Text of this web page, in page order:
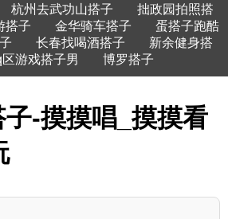
杭州去武功山搭子
拙政园拍照搭
搭子 金华骑车搭子
蛋搭子跑酷
长春找喝酒搭子
新余健身搭
游戏搭子男 博罗搭子
-摸摸唱_摸摸看